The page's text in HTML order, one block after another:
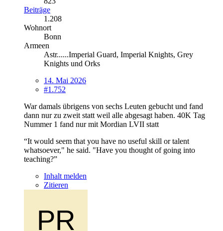
Beiträge
1.208
Wohnort
Bonn
Armeen
Astr......Imperial Guard, Imperial Knights, Grey
Knights und Orks
14. Mai 2026
#1.752
War damals übrigens von sechs Leuten gebucht und fand
dann nur zu zweit statt weil alle abgesagt haben. 40K Tag
Nummer 1 fand nur mit Mordian LVII statt
“It would seem that you have no useful skill or talent
whatsoever," he said. "Have you thought of going into
teaching?”
Inhalt melden
Zitieren